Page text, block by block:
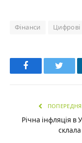
Фінанси Цифрові
Facebook
ПОПЕРЕДНЯ
Річна інфляція в